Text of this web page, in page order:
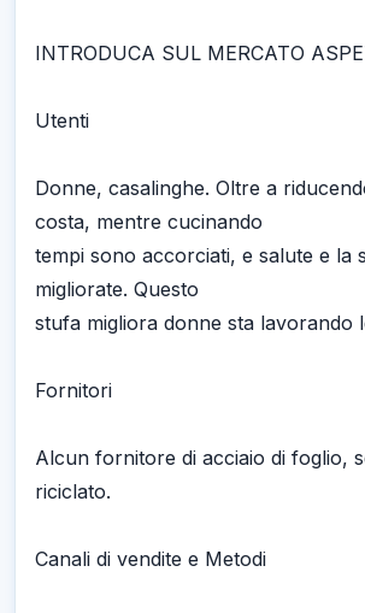
INTRODUCA SUL MERCATO
Utenti
Donne, casalinghe. Oltre a
costa, mentre cucinando
tempi sono accorciati, e salute e la
migliorate. Questo
stufa migliora donne sta lavorando
Fornitori
Alcun fornitore di acciaio di foglio,
riciclato.
Canali di vendite e Metodi